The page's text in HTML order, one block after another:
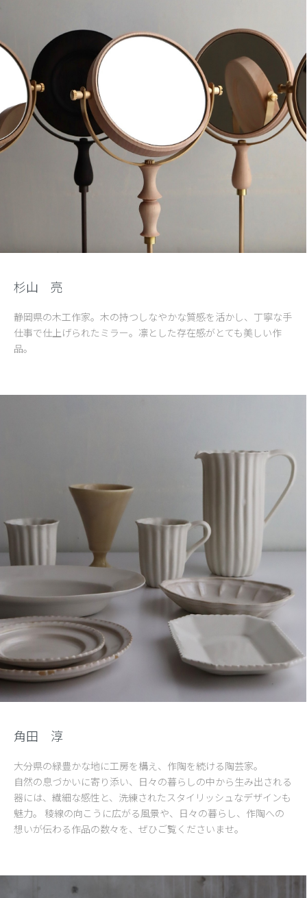
杉山 亮
静岡県の木工作家。木の持つしなやかな質感を活かし、丁寧な手
仕事で仕上げられたミラー。凛とした存在感がとても美しい作
品。
角田 淳
大分県の緑豊かな地に工房を構え、作陶を続ける陶芸家。
自然の息づかいに寄り添い、日々の暮らしの中から生み出される
器には、繊細な感性と、洗練されたスタイリッシュなデザインも
魅力。 稜線の向こうに広がる風景や、日々の暮らし、作陶への
想いが伝わる作品の数々を、ぜひご覧くださいませ。